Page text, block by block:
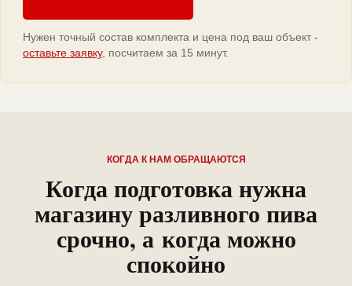
Нужен точный состав комплекта и цена под ваш объект -
оставьте заявку, посчитаем за 15 минут.
КОГДА К НАМ ОБРАЩАЮТСЯ
Когда подготовка нужна
магазину разливного пива
срочно, а когда можно
спокойно